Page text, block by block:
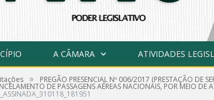
A CÂMARA ATIVIDADES
» PREGÃO PRESENCIAL Nº 006/2017 (PRESTAÇÃO DE
DE PASSAGENS AÉREAS NACIONAIS, POR MEIO DE